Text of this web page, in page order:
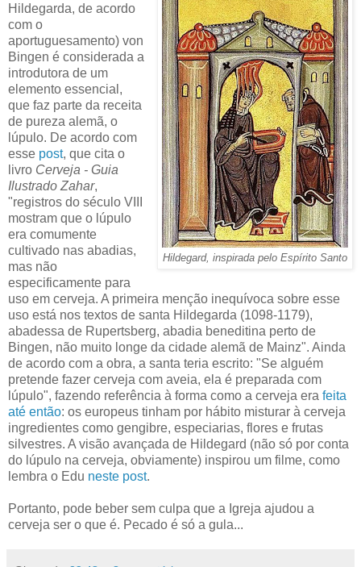
Hildegard, inspirada pelo Espírito Santo
Hildegarda, de acordo
com o
aportuguesamento) von
Bingen é considerada a
introdutora de um
elemento essencial,
que faz parte da receita
de pureza alemã, o
lúpulo. De acordo com
esse post, que cita o
livro Cerveja - Guia
Ilustrado Zahar,
"registros do século VIII
mostram que o lúpulo
era comumente
cultivado nas abadias,
mas não
especificamente para
uso em cerveja. A primeira menção inequívoca sobre esse
uso está nos textos de santa Hildegarda (1098-1179),
abadessa de Rupertsberg, abadia beneditina perto de
Bingen, não muito longe da cidade alemã de Mainz". Ainda
de acordo com a obra, a santa teria escrito: "Se alguém
pretende fazer cerveja com aveia, ela é preparada com
lúpulo", fazendo referência à forma como a cerveja era feita
até então: os europeus tinham por hábito misturar à cerveja
ingredientes como gengibre, especiarias, flores e frutas
silvestres. A visão avançada de Hildegard (não só por conta
do lúpulo na cerveja, obviamente) inspirou um filme, como
lembra o Edu neste post.
Portanto, pode beber sem culpa que a Igreja ajudou a
cerveja ser o que é. Pecado é só a gula...